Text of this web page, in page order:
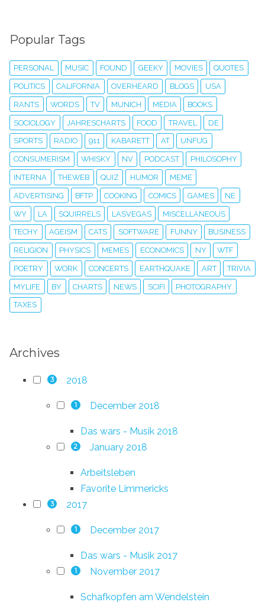
Popular Tags
PERSONAL MUSIC FOUND GEEKY MOVIES QUOTES
POLITICS CALIFORNIA OVERHEARD BLOGS USA
RANTS WORDS TV MUNICH MEDIA BOOKS
SOCIOLOGY JAHRESCHARTS FOOD TRAVEL DE
SPORTS RADIO 911 KABARETT AT UNFUG
CONSUMERISM WHISKY NV PODCAST PHILOSOPHY
INTERNA THEWEB QUIZ HUMOR MEME
ADVERTISING BFTP COOKING COMICS GAMES NE
WY LA SQUIRRELS LASVEGAS MISCELLANEOUS
TECHY AGEISM CATS SOFTWARE FUNNY BUSINESS
RELIGION PHYSICS MEMES ECONOMICS NY WTF
POETRY WORK CONCERTS EARTHQUAKE ART TRIVIA
MYLIFE BY CHARTS NEWS SCIFI PHOTOGRAPHY
TAXES
Archives
3 2018
1 December 2018
Das wars - Musik 2018
2 January 2018
Arbeitsleben
Favorite Limmericks
3 2017
1 December 2017
Das wars - Musik 2017
1 November 2017
Schafkopfen am Wendelstein